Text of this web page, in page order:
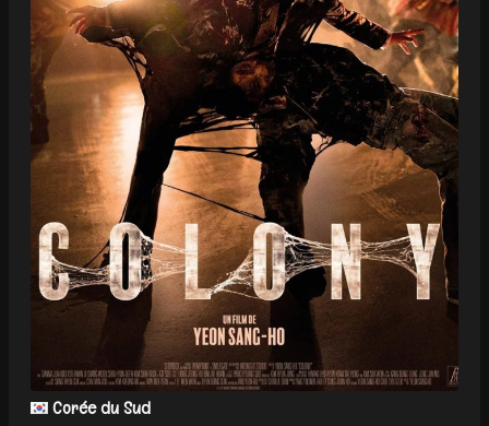
Corée du Sud